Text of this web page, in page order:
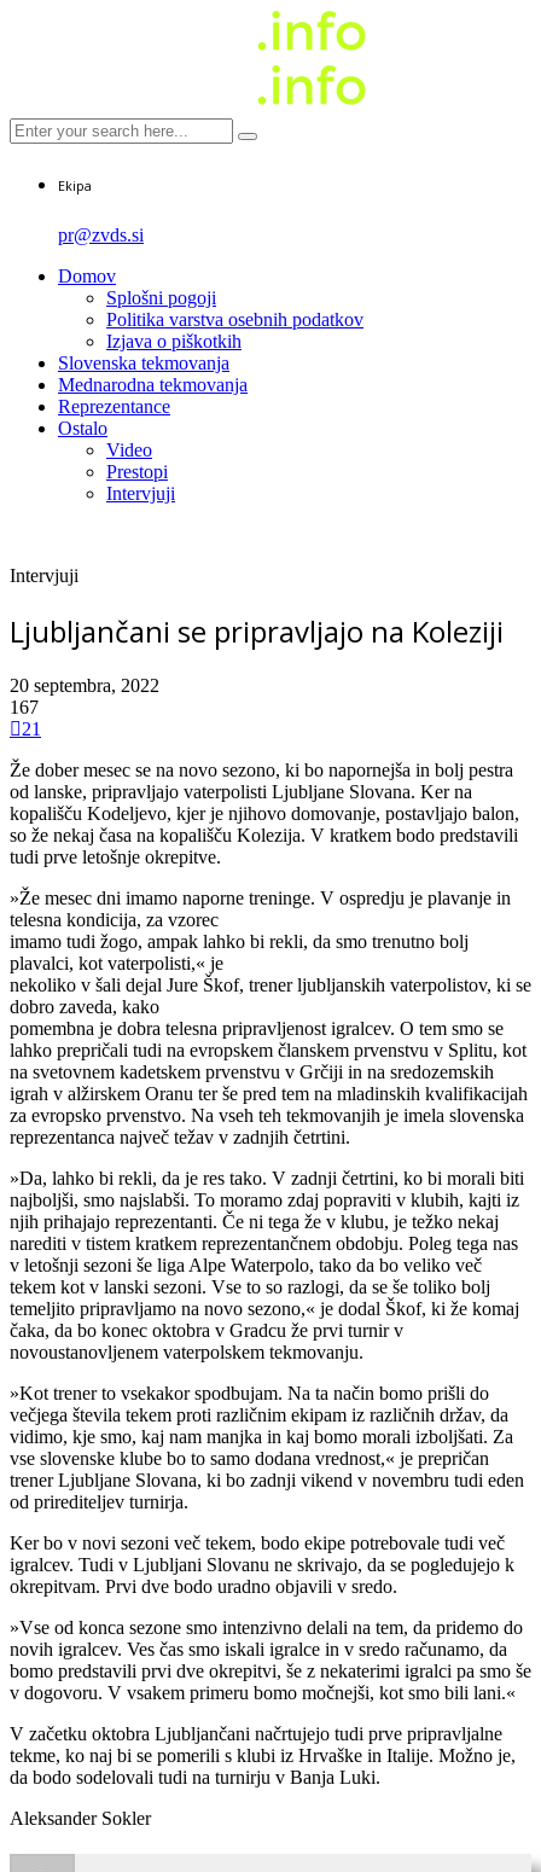
Ekipa
pr@zvds.si
Domov
Splošni pogoji
Politika varstva osebnih podatkov
Izjava o piškotkih
Slovenska tekmovanja
Mednarodna tekmovanja
Reprezentance
Ostalo
Video
Prestopi
Intervjuji
Intervjuji
Ljubljančani se pripravljajo na Koleziji
20 septembra, 2022
167
21
Že dober mesec se na novo sezono, ki bo napornejša in bolj pestra
od lanske, pripravljajo vaterpolisti Ljubljane Slovana. Ker na
kopališču Kodeljevo, kjer je njihovo domovanje, postavljajo balon,
so že nekaj časa na kopališču Kolezija. V kratkem bodo predstavili
tudi prve letošnje okrepitve.
»Že mesec dni imamo naporne treninge. V ospredju je plavanje in
telesna kondicija, za vzorec
imamo tudi žogo, ampak lahko bi rekli, da smo trenutno bolj
plavalci, kot vaterpolisti,« je
nekoliko v šali dejal Jure Škof, trener ljubljanskih vaterpolistov, ki se
dobro zaveda, kako
pomembna je dobra telesna pripravljenost igralcev. O tem smo se
lahko prepričali tudi na evropskem članskem prvenstvu v Splitu, kot
na svetovnem kadetskem prvenstvu v Grčiji in na sredozemskih
igrah v alžirskem Oranu ter še pred tem na mladinskih kvalifikacijah
za evropsko prvenstvo. Na vseh teh tekmovanjih je imela slovenska
reprezentanca največ težav v zadnjih četrtini.
»Da, lahko bi rekli, da je res tako. V zadnji četrtini, ko bi morali biti
najboljši, smo najslabši. To moramo zdaj popraviti v klubih, kajti iz
njih prihajajo reprezentanti. Če ni tega že v klubu, je težko nekaj
narediti v tistem kratkem reprezentančnem obdobju. Poleg tega nas
v letošnji sezoni še liga Alpe Waterpolo, tako da bo veliko več
tekem kot v lanski sezoni. Vse to so razlogi, da se še toliko bolj
temeljito pripravljamo na novo sezono,« je dodal Škof, ki že komaj
čaka, da bo konec oktobra v Gradcu že prvi turnir v
novoustanovljenem vaterpolskem tekmovanju.
»Kot trener to vsekakor spodbujam. Na ta način bomo prišli do
večjega števila tekem proti različnim ekipam iz različnih držav, da
vidimo, kje smo, kaj nam manjka in kaj bomo morali izboljšati. Za
vse slovenske klube bo to samo dodana vrednost,« je prepričan
trener Ljubljane Slovana, ki bo zadnji vikend v novembru tudi eden
od prirediteljev turnirja.
Ker bo v novi sezoni več tekem, bodo ekipe potrebovale tudi več
igralcev. Tudi v Ljubljani Slovanu ne skrivajo, da se pogledujejo k
okrepitvam. Prvi dve bodo uradno objavili v sredo.
»Vse od konca sezone smo intenzivno delali na tem, da pridemo do
novih igralcev. Ves čas smo iskali igralce in v sredo računamo, da
bomo predstavili prvi dve okrepitvi, še z nekaterimi igralci pa smo še
v dogovoru. V vsakem primeru bomo močnejši, kot smo bili lani.«
V začetku oktobra Ljubljančani načrtujejo tudi prve pripravljalne
tekme, ko naj bi se pomerili s klubi iz Hrvaške in Italije. Možno je,
da bodo sodelovali tudi na turnirju v Banja Luki.
Aleksander Sokler